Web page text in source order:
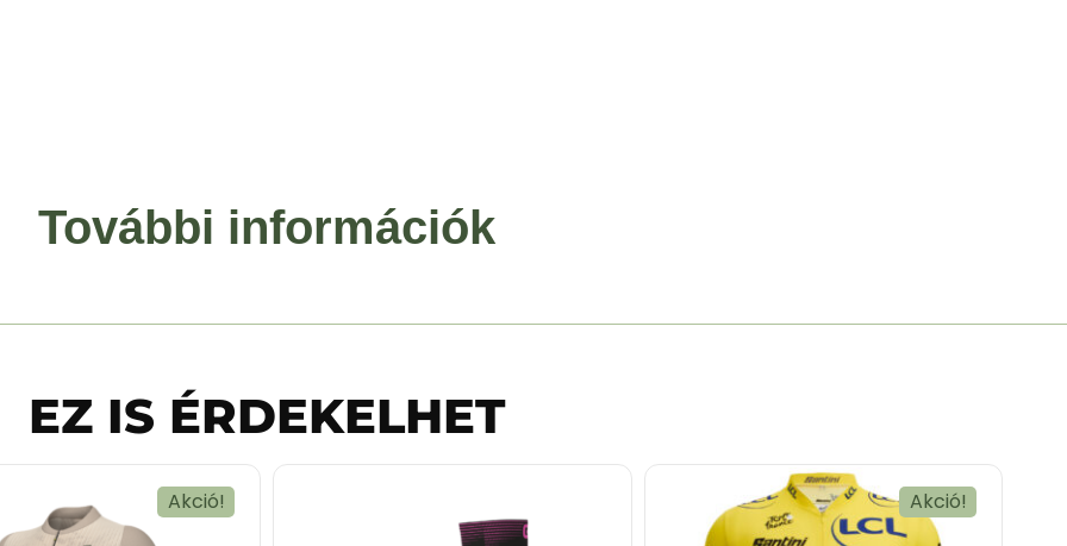
További információk
EZ IS ÉRDEKELHET
Akció! Akció!